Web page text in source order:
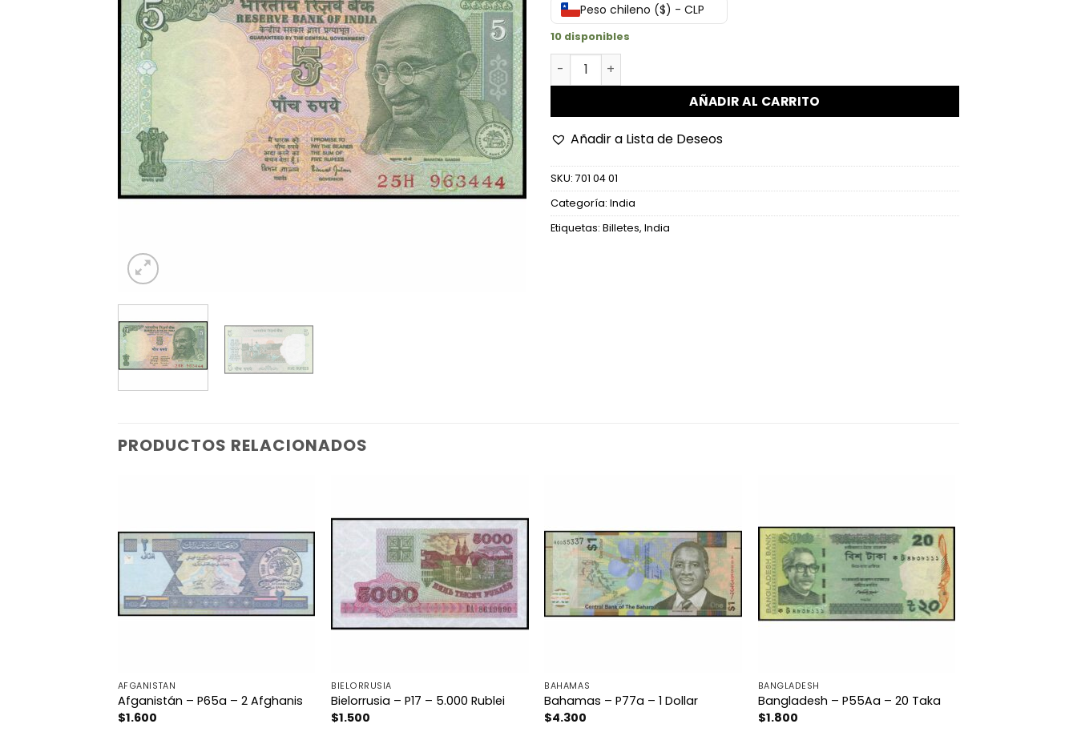
Peso chileno ($) - CLP
10 disponibles
India - P88Ac - 5 Rupees cantidad
AÑADIR AL CARRITO
Añadir a Lista de Deseos
SKU: 701 04 01
Categoría: India
Etiquetas: Billetes, India
PRODUCTOS RELACIONADOS
AFGANISTAN
Afganistán – P65a – 2 Afghanis
$1.600
BIELORRUSIA
Bielorrusia – P17 – 5.000 Rublei
$1.500
BAHAMAS
Bahamas – P77a – 1 Dollar
$4.300
BANGLADESH
Bangladesh – P55Aa – 20 Taka
$1.800